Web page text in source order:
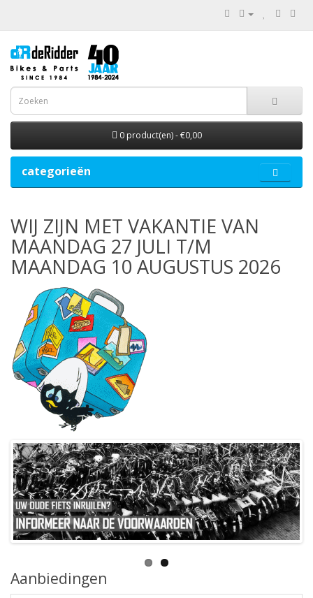
0 product(en) - €0,00
categorieën
WIJ ZIJN MET VAKANTIE VAN
MAANDAG 27 JULI T/M
MAANDAG 10 AUGUSTUS 2026
Aanbiedingen